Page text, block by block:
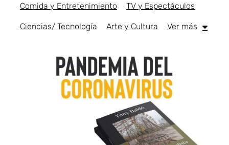
Comida y Entretenimiento TV y Espectáculos
Ciencias/ Tecnología Arte y Cultura Ver más